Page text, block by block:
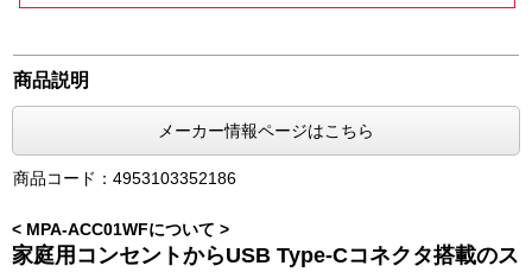
商品説明
メーカー情報ページはこちら
商品コード：4953103352186
< MPA-ACC01WFについて >
家庭用コンセントからUSB Type-Cコネクタ搭載のス